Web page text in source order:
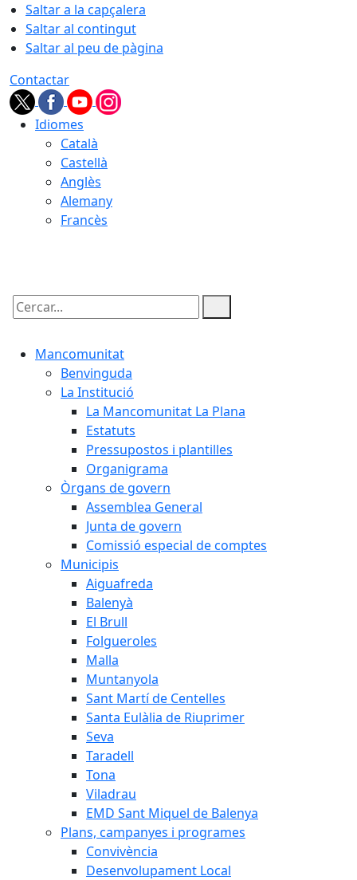
Saltar a la capçalera
Saltar al contingut
Saltar al peu de pàgina
Contactar
Idiomes
Català
Castellà
Anglès
Alemany
Francès
Cercar:
Mancomunitat
Benvinguda
La Institució
La Mancomunitat La Plana
Estatuts
Pressupostos i plantilles
Organigrama
Òrgans de govern
Assemblea General
Junta de govern
Comissió especial de comptes
Municipis
Aiguafreda
Balenyà
El Brull
Folgueroles
Malla
Muntanyola
Sant Martí de Centelles
Santa Eulàlia de Riuprimer
Seva
Taradell
Tona
Viladrau
EMD Sant Miquel de Balenya
Plans, campanyes i programes
Convivència
Desenvolupament Local